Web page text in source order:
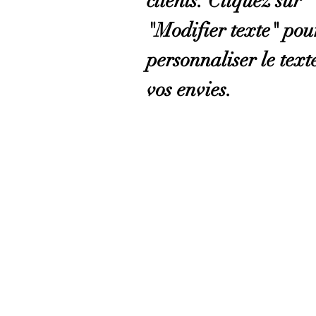
"Modifier texte"
personnaliser le
vos envies.